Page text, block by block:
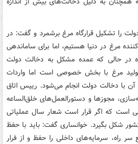
را تشکیل قرارگاه مرغ برشمرد و گفت: در
کشور تولیدکننده مرغ در دنیا هستیم، اما برای ساماندهی
در حالی که عمده مشکل به دخالت دولت
مرغ با بخش خصوصی است اما واردات
آن با دخالت دولت انجام می‌شود. رییس اتاق
مجوزها و دستورالعمل‌های خلق‌الساعه
است که اگر قرار است شعار سال عملیاتی
شکل بگیرد. خوانساری گفت: باید با حفظ
سر راه، سرمایه‌های داخلی را حفظ و از فرار